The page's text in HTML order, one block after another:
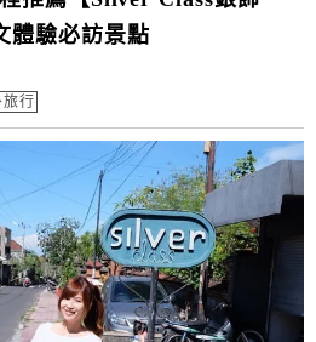
體驗必訪景點
旅行